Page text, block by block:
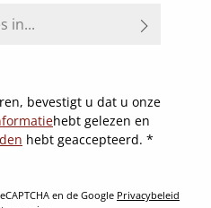
bevestigt u dat u onze
hebt gelezen en
hebt geaccepteerd. *
en de Google Privacybeleid